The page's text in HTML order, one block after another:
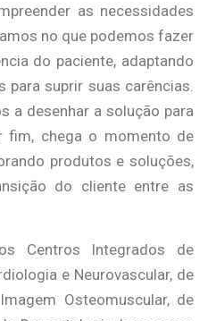
as necessidades
no que podemos fazer
do paciente, adaptando
suprir suas carências.
a desenhar a solução para
fim, chega o momento de
produtos e soluções,
do cliente entre as
Centros Integrados de
e Neurovascular, de
Osteomuscular, de